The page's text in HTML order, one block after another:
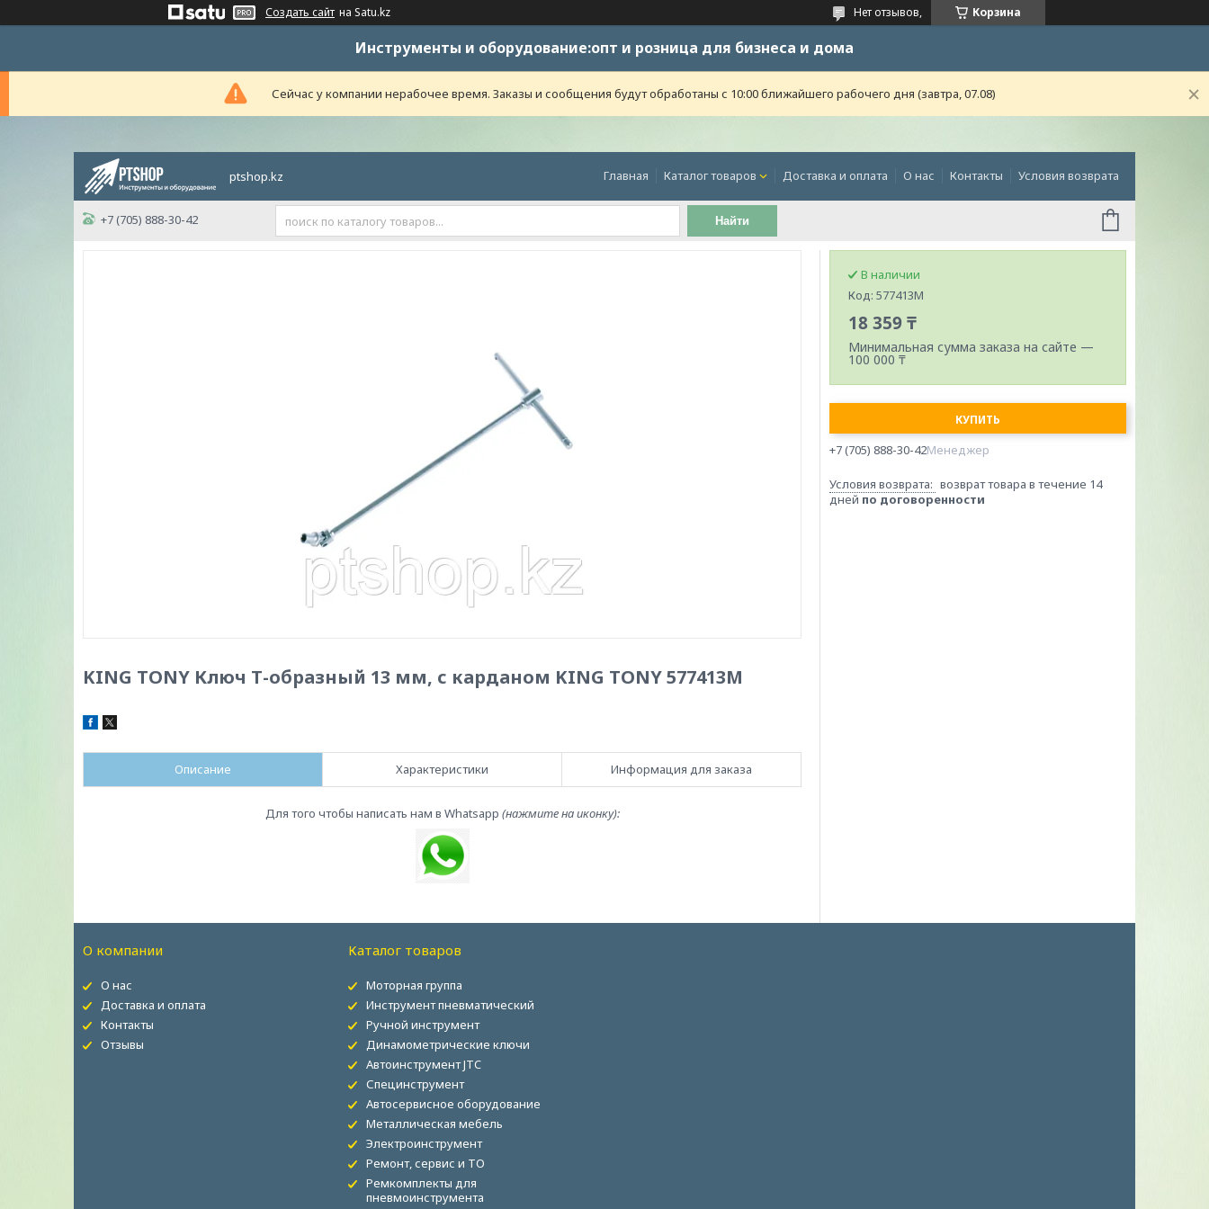
Создать сайт на Satu.kz Корзина
Нет отзывов,
Инструменты и оборудование:опт и розница для бизнеса и дома
Сейчас у компании нерабочее время. Заказы и сообщения будут обработаны с 10:00 ближайшего рабочего дня (завтра, 07.08)
ptshop.kz Главная Каталог товаров Доставка и оплата О нас Контакты Условия возврата
+7 (705) 888-30-42 Найти
KING TONY Ключ Т-образный 13 мм, с карданом KING TONY 577413M
Описание Характеристики Информация для заказа
Для того чтобы написать нам в Whatsapp (нажмите на иконку):
В наличии
Код: 577413M
18 359 ₸
Минимальная сумма заказа на сайте —
100 000 ₸
КУПИТЬ
+7 (705) 888-30-42Менеджер
возврат товара в течение 14
дней по договоренности
О компании
О нас
Доставка и оплата
Контакты
Отзывы
Каталог товаров
Моторная группа
Инструмент пневматический
Ручной инструмент
Динамометрические ключи
Автоинструмент JTC
Специнструмент
Автосервисное оборудование
Металлическая мебель
Электроинструмент
Ремонт, сервис и ТО
Ремкомплекты для
пневмоинструмента